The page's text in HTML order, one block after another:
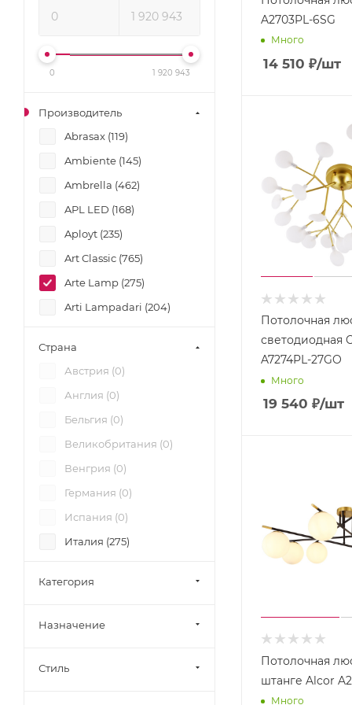
A2703PL-6SG
Много
14 510 ₽/шт
Потолочная
светодиодная
A7274PL-27GO
Много
19 540 ₽/шт
Потолочная
штанге Alcor
Много
0 1 920 943
Производитель
Abrasax (119)
Ambiente (145)
Ambrella (462)
APL LED (168)
Aployt (235)
Art Classic (765)
Arte Lamp (275)
Arti Lampadari (204)
Bohemia (
1064
)
50
445
Crystal Lux (
DeMarkt (
159
Dio D'Arte (
250
Divinare (
119
Eletto (28
Escada (
Страна
Австрия (0)
Англия (0)
Бельгия (0)
Великобритания (0)
Венгрия (0)
Германия (0)
Испания (0)
Италия (275)
Польша (
Категория
Назначение
Стиль